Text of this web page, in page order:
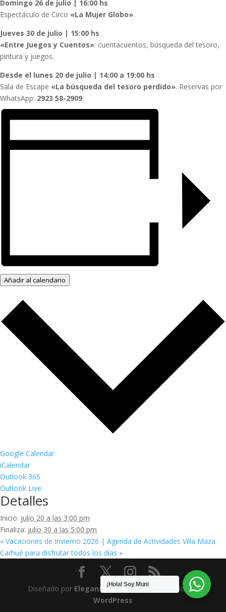
Domingo 26 de julio | 16:00 hs
Espectáculo de Circo «La Mujer Globo».
Jueves 30 de julio | 15:00 hs
«Entre Juegos y Cuentos»: cuentacuentos, búsqueda del tesoro,
pintura y juegos.
Desde el lunes 20 de julio | 14:00 a 19:00 hs
Sala de Escape «La búsqueda del tesoro perdido». Reservas por
WhatsApp: 2923 58-2909.
Añadir al calendario
Google Calendar
iCalendar
Outlook 365
Outlook Live
Detalles
Inicio: julio 20 a las 3:00 pm
Finaliza: julio 30 a las 5:00 pm
« Vacaciones de Invierno 2026 | Agenda de Actividades Villa Maza
Carhué para disfrutar todos los días »
Diseñado por Elegant Themes | Desarrollado por
WordPress
¡Hola! Soy Muni